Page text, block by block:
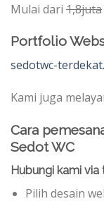
Mulai dari 1,8juta
Portfolio
sedotwc-
Kami juga
Cara
Sedot WC
Hubungi kami
Pilih desain